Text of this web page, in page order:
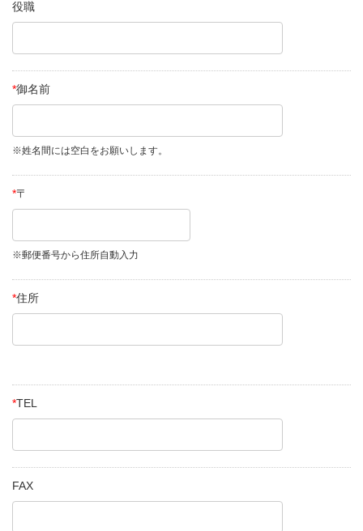
役職
*御名前
※姓名間には空白をお願いします。
*〒
※郵便番号から住所自動入力
*住所
*TEL
FAX